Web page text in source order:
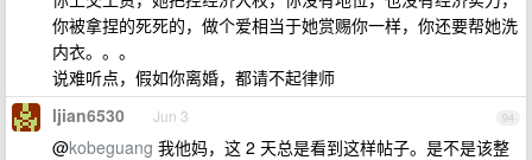
你被拿捏的死死的，做个爱相当于她赏赐你一样，你还要帮她洗
内衣。。。
说难听点，假如你离婚，都请不起律师
94
ljian6530 Jun 3
@kobeguang 我他妈，这 2 天总是看到这样帖子。是不是该整